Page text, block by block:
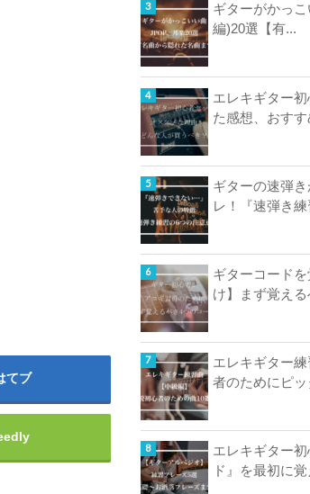
てブ
ギターがかっ
編)20選【有...
エレキギター
た感想、おすす
ギターの速弾
レ！『速弾き練
ギターコード
け】まず覚える
エレキギター
者のためにピッ
エレキギター
ド』を最初に覚